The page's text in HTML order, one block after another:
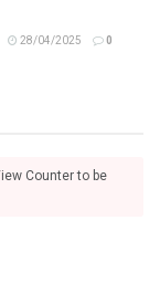
28/04/2025 0
Counter to be